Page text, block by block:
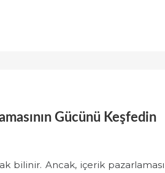
Gücünü Keşfedin
bilinir. Ancak, içerik pazarlaması